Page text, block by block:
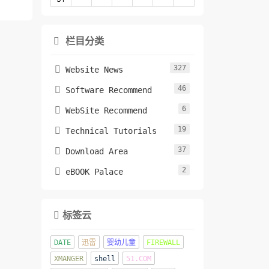
 栏目分类
 Website News 327
 Software Recommend 46
 WebSite Recommend 6
 Technical Tutorials 19
 Download Area 37
 eBOOK Palace 2
 标签云
DATE 迅雷 婴幼儿童
FIREWALL
XMANGER
shell
51.COM